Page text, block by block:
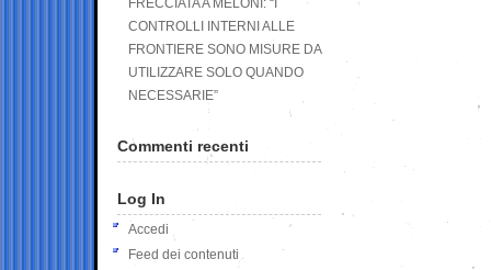
FRECCIATA A MELONI: “I
CONTROLLI INTERNI ALLE
FRONTIERE SONO MISURE DA
UTILIZZARE SOLO QUANDO
NECESSARIE”
Commenti recenti
Log In
Accedi
Feed dei contenuti